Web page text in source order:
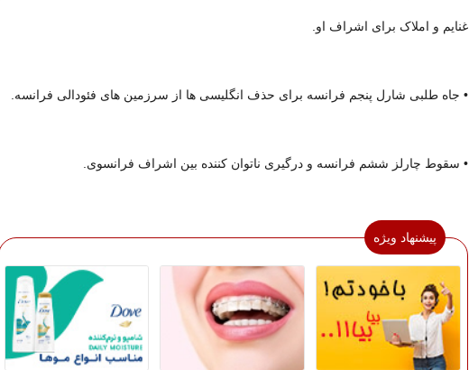
غنایم و املاک برای اشراف او.
• جاه طلبی شارل پنجم فرانسه برای حذف انگلیسی ها از سرزمین های فئودالی فرانسه.
• سقوط چارلز ششم فرانسه و درگیری ناتوان کننده بین اشراف فرانسوی.
پیشنهاد ویژه